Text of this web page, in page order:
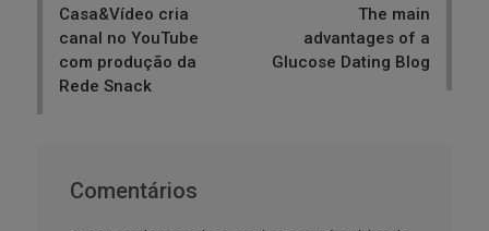
Casa&Vídeo cria
canal no YouTube
com produção da
Rede Snack
The main
advantages of a
Glucose Dating Blog
Comentários